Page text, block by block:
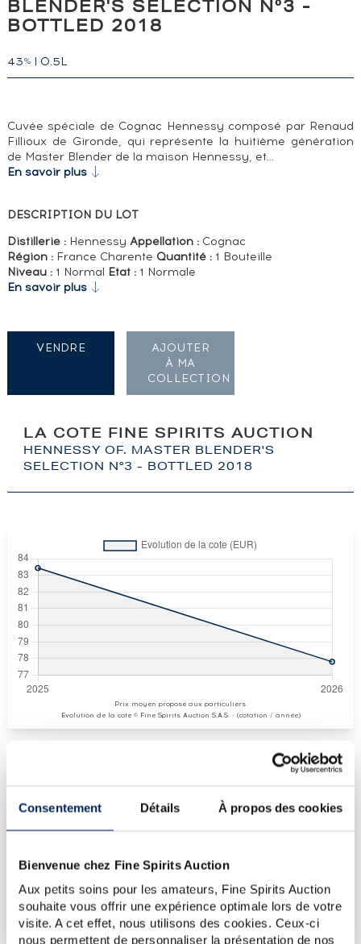
Consentement Détails À propos des cookies
Bienvenue chez Fine Spirits Auction
Aux petits soins pour les amateurs, Fine Spirits Auction
souhaite vous offrir une expérience optimale lors de votre
visite. A cet effet, nous utilisons des cookies. Ceux-ci
nous permettent de personnaliser la présentation de nos
BLENDER'S SELECTION N°3 -
BOTTLED 2018
43% | 0.5L
Cuvée spéciale de Cognac Hennessy composé par Renaud
Fillioux de Gironde, qui représente la huitième génération
de Master Blender de la maison Hennessy, et…
En savoir plus
DESCRIPTION DU LOT
Distillerie :Hennessy Appellation :Cognac
Région : France Charente Quantité :1 Bouteille
Niveau :1 Normal Etat :1 Normale
En savoir plus
LA COTE FINE SPIRITS AUCTION
HENNESSY OF. MASTER BLENDER'S
SELECTION N°3 - BOTTLED 2018
Prix moyen proposé aux particuliers.
Evolution de la cote © Fine Spirits Auction S.A.S. - (cotation / année)
COTE ACTUELLE
83
83€ (plus bas annuel)
VENDRE
AJOUTER
À MA
COLLECTION